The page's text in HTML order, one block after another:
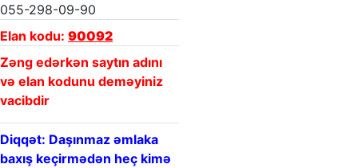
055-298-09-90
Elan kodu: 90092
Zəng edərkən saytın adını
və elan kodunu deməyiniz
vacibdir
Diqqət: Daşınmaz əmlaka
baxış keçirmədən heç kimə